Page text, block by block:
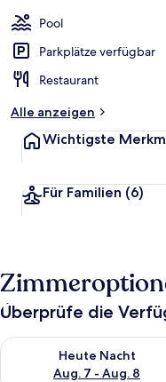
Pool
Parkplätze verfügbar
Restaurant
Alle anzeigen
Wichtigste
Für Familien (6)
Überprüfe die
Heute Nacht
Aug. 7 - Aug. 8
Überprüfe die